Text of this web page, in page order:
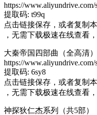
https://
提取码: t99q
点击链接保存，或者复制
，无需下载极速在线查看
大秦帝国四部曲（全高清）
https://
提取码: 6sy8
点击链接保存，或者复制
，无需下载极速在线查看
神探狄仁杰系列（共5部）